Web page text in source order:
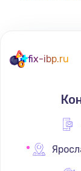
fix-ibp.ru